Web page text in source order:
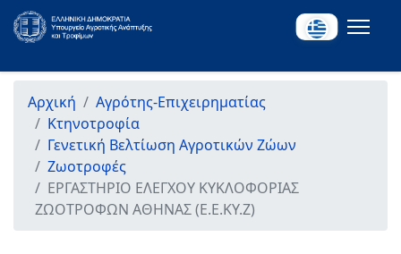
Αρχική
Αγρότης-Επιχειρηματίας
Κτηνοτροφία
Γενετική Βελτίωση Αγροτικών Ζώων
Ζωοτροφές
ΕΡΓΑΣΤΗΡΙΟ ΕΛΕΓΧΟΥ ΚΥΚΛΟΦΟΡΙΑΣ
ΖΩΟΤΡΟΦΩΝ ΑΘΗΝΑΣ (Ε.Ε.ΚΥ.Ζ)